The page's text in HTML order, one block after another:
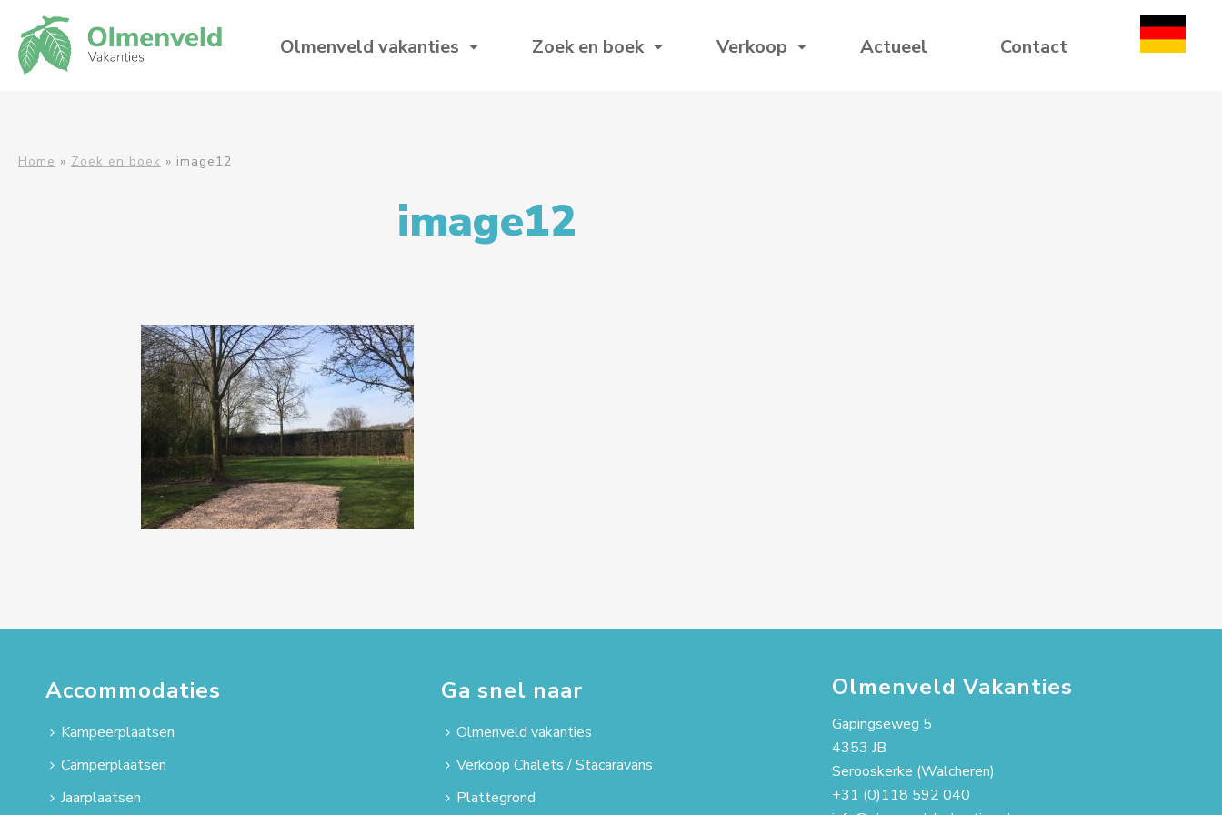
Olmenveld vakanties Zoek en boek Verkoop Actueel Contact
Home » Zoek en boek » image12
image12
Accommodaties
Kampeerplaatsen
Camperplaatsen
Jaarplaatsen
Ga snel naar
Olmenveld vakanties
Verkoop Chalets / Stacaravans
Plattegrond
Olmenveld Vakanties
Gapingseweg 5
4353 JB
Serooskerke (Walcheren)
+31 (0)118 592 040